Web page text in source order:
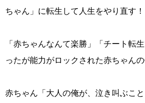
ちゃん」に転生して人生をやり直す！
「赤ちゃんなんて楽勝」「チート転
ったが能力がロックされた赤ちゃん
赤ちゃん「大人の俺が、泣き叫ぶこ